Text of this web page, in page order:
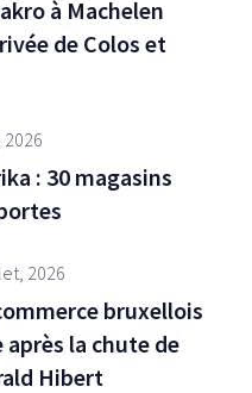
à Machelen
de Colos et
: 30 magasins
2026
bruxellois
la chute de
Hibert